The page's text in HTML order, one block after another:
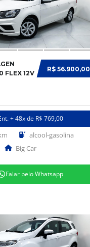
R$ 56.900,00
FLEX 12V
+ 48x de R$ 769,00
alcool-gasolina
Big Car
Falar pelo Whatsapp